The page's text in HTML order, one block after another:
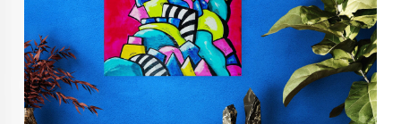
KUNST INVESTERING
KUNSTSTILER
FARGETEORI
KJØP KUNST TIL SALGS